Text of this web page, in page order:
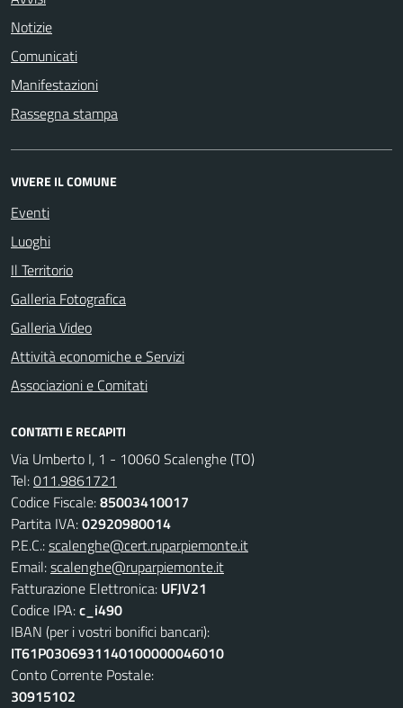
Notizie
Comunicati
Manifestazioni
Rassegna stampa
VIVERE IL COMUNE
Eventi
Luoghi
Il Territorio
Galleria Fotografica
Galleria Video
Attività economiche e Servizi
Associazioni e Comitati
CONTATTI E RECAPITI
Via Umberto I, 1 - 10060 Scalenghe (TO)
Tel:011.9861721
Codice Fiscale:85003410017
Partita IVA:02920980014
P.E.C.:scalenghe@cert.ruparpiemonte.it
Email:scalenghe@ruparpiemonte.it
Fatturazione Elettronica: UFJV21
Codice IPA:c_i490
IBAN (per i vostri bonifici bancari):
IT61P0306931140100000046010
Conto Corrente Postale:
30915102